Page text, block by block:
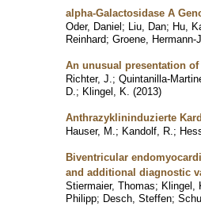
alpha-Galactosidase A
Oder, Daniel; Liu, Dan; Hu,
Reinhard; Groene, Hermann-
An unusual presentation
Richter, J. ; Quintanilla-
D. ; Klingel, K. (2013)
Anthrazyklininduzierte
Hauser, M. ; Kandolf, R. ;
Biventricular
and additional diagnostic
Stiermaier, Thomas; Klingel,
Philipp; Desch, Steffen;